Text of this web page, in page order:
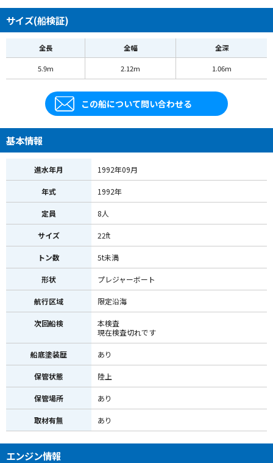
サイズ(船検証)
全長 全幅 全深
5.9m 2.12m 1.06m
この船について問い合わせる
基本情報
進水年月 1992年09月
年式 1992年
定員 8人
サイズ 22ft
トン数 5t未満
形状 プレジャーボート
航行区域 限定沿海
次回船検
本検査
現在検査切れです
船底塗装歴 あり
保管状態 陸上
保管場所 あり
取材有無 あり
エンジン情報